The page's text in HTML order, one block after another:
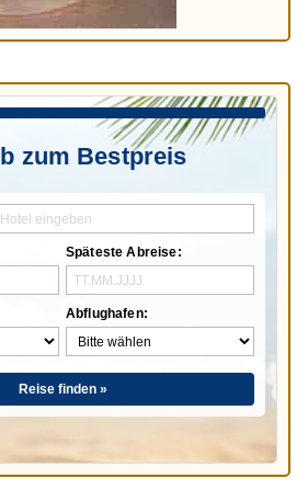
zum Bestpreis
Späteste Abreise:
Abflughafen:
Reise finden »